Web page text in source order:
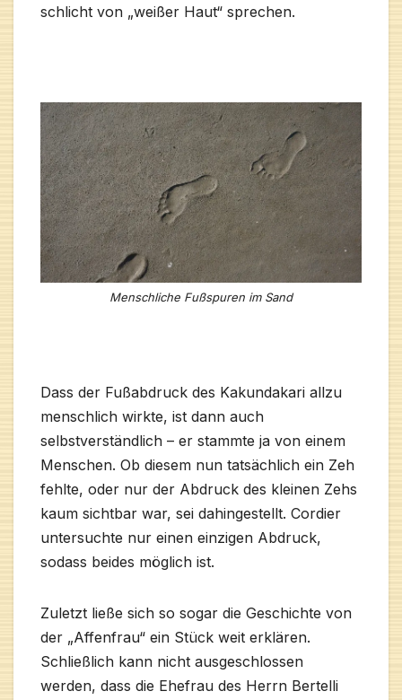
schlicht von „weißer Haut“ sprechen.
Menschliche Fußspuren im Sand
Dass der Fußabdruck des Kakundakari allzu
menschlich wirkte, ist dann auch
selbstverständlich – er stammte ja von einem
Menschen. Ob diesem nun tatsächlich ein Zeh
fehlte, oder nur der Abdruck des kleinen Zehs
kaum sichtbar war, sei dahingestellt. Cordier
untersuchte nur einen einzigen Abdruck,
sodass beides möglich ist.
Zuletzt ließe sich so sogar die Geschichte von
der „Affenfrau“ ein Stück weit erklären.
Schließlich kann nicht ausgeschlossen
werden, dass die Ehefrau des Herrn Bertelli